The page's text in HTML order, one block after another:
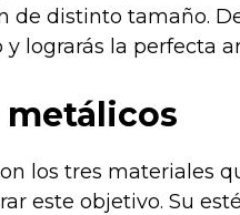
de distinto tamaño.
lograrás la perfecta
metálicos
los tres materiales
este objetivo. Su